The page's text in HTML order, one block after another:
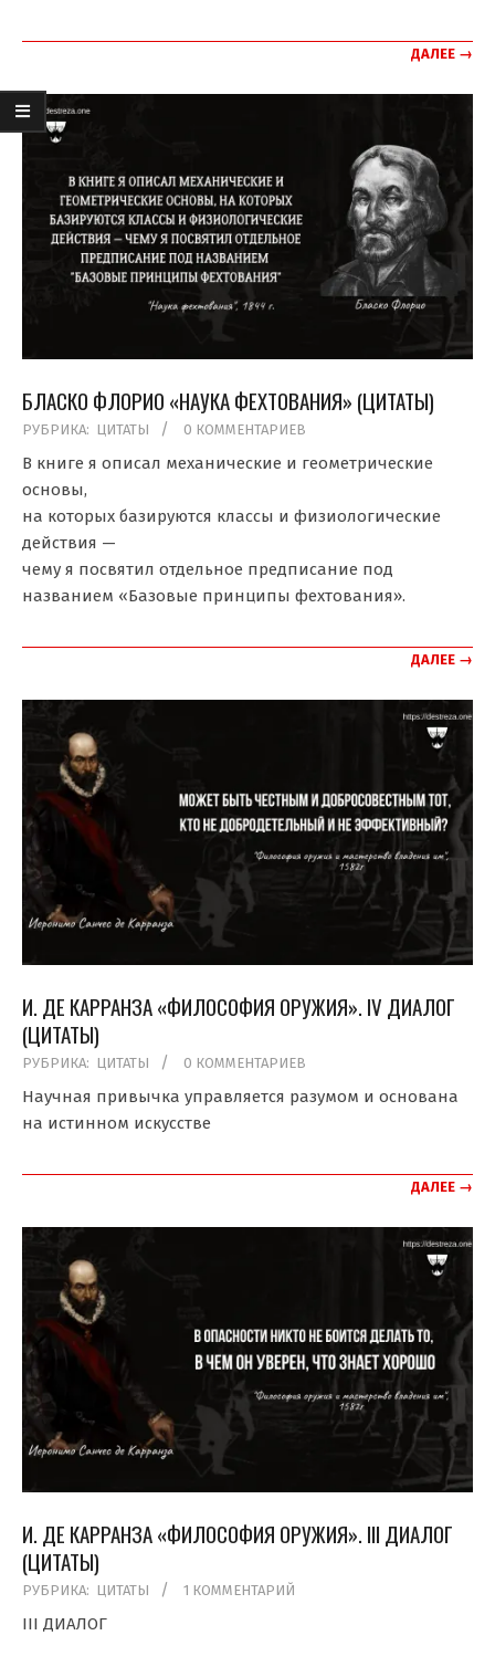
ДАЛЕЕ →
БЛАСКО ФЛОРИО «НАУКА ФЕХТОВАНИЯ» (ЦИТАТЫ)
2021-
РУБРИКА: ЦИТАТЫ 0 КОММЕНТАРИЕВ
В книге я описал механические и геометрические
основы,
на которых базируются классы и физиологические
действия —
чему я посвятил отдельное предписание под
названием «Базовые принципы фехтования».
ДАЛЕЕ →
И. ДЕ КАРРАНЗА «ФИЛОСОФИЯ ОРУЖИЯ». IV ДИАЛОГ
(ЦИТАТЫ)
2020-
04-
РУБРИКА: ЦИТАТЫ 0 КОММЕНТАРИЕВ
Научная привычка управляется разумом и основана
на истинном искусстве
ДАЛЕЕ →
И. ДЕ КАРРАНЗА «ФИЛОСОФИЯ ОРУЖИЯ». III ДИАЛОГ
(ЦИТАТЫ)
2020-
01-
РУБРИКА: ЦИТАТЫ 1 КОММЕНТАРИЙ
III ДИАЛОГ